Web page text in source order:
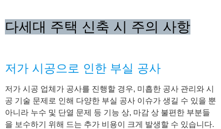
다세대 주택 신축 시 주의 사항
저가 시공으로 인한 부실 공사
​저가 시공 업체가 공사를 진행할 경우, 미흡한 공사 관리와 시
공 기술 문제로 인해 다양한 부실 공사 이슈가 생길 수 있을 뿐
아니라 누수 및 단열 문제 등 기능 상, 마감 상 불편한 부분들
을 보수하기 위해 드는 추가 비용이 크게 발생할 수 있습니다.